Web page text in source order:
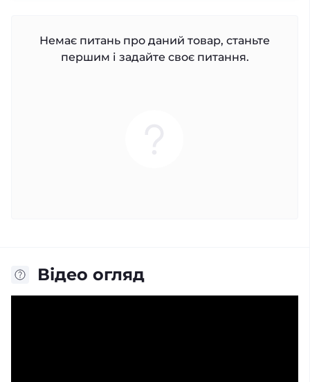
Немає питань про даний товар, станьте
першим і задайте своє питання.
Відео огляд